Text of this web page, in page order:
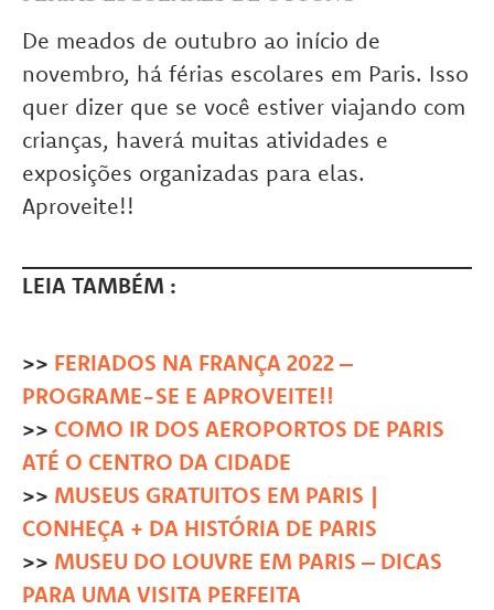
De meados de outubro ao início de
novembro, há férias escolares em Paris. Isso
quer dizer que se você estiver viajando com
crianças, haverá muitas atividades e
exposições organizadas para elas.
Aproveite!!
LEIA TAMBÉM :
>> FERIADOS NA FRANÇA 2022 –
PROGRAME-SE E APROVEITE!!
>> COMO IR DOS AEROPORTOS DE PARIS
ATÉ O CENTRO DA CIDADE
>> MUSEUS GRATUITOS EM PARIS |
CONHEÇA + DA HISTÓRIA DE PARIS
>> MUSEU DO LOUVRE EM PARIS – DICAS
PARA UMA VISITA PERFEITA